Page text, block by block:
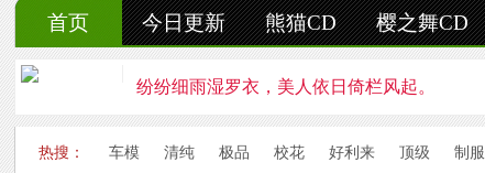
首页 今日更新 熊猫CD 樱之舞CD
纷纷细雨湿罗衣，美人依日倚栏风起。
轻抚细雨洒红楼，美人徐步舞花楸。
热搜： 车模 清纯 极品 校花 好利来 顶级 制服